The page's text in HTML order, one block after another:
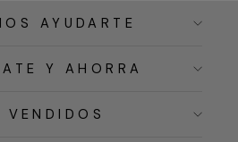
AYUDARTE
Y AHORRA
VENDIDOS